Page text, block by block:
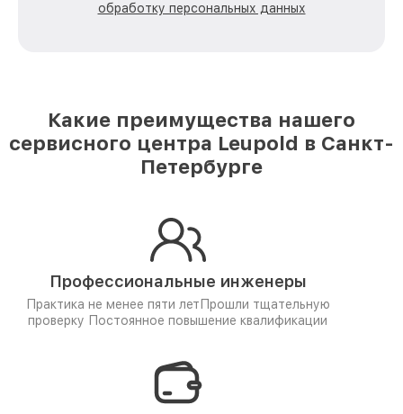
обработку персональных данных
Какие преимущества нашего
сервисного центра Leupold в Санкт-
Петербурге
Профессиональные инженеры
Практика не менее пяти лет Прошли тщательную
проверку Постоянное повышение квалификации